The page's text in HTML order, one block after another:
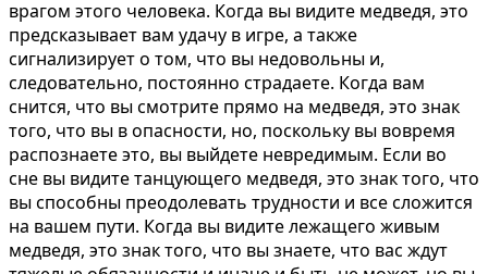
врагом этого человека. Когда вы видите медведя, это
предсказывает вам удачу в игре, а также
сигнализирует о том, что вы недовольны и,
следовательно, постоянно страдаете. Когда вам
снится, что вы смотрите прямо на медведя, это знак
того, что вы в опасности, но, поскольку вы вовремя
распознаете это, вы выйдете невредимым. Если во
сне вы видите танцующего медведя, это знак того, что
вы способны преодолевать трудности и все сложится
на вашем пути. Когда вы видите лежащего живым
медведя, это знак того, что вы знаете, что вас ждут